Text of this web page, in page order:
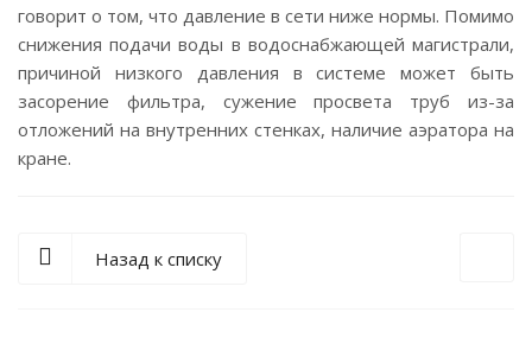
говорит о том, что давление в сети ниже нормы. Помимо
снижения подачи воды в водоснабжающей магистрали,
причиной низкого давления в системе может быть
засорение фильтра, сужение просвета труб из-за
отложений на внутренних стенках, наличие аэратора на
кране.
Назад к списку